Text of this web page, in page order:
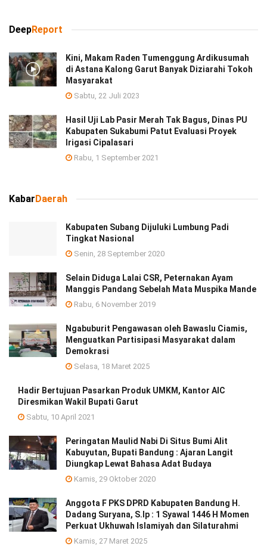
DeepReport
Kini, Makam Raden Tumenggung Ardikusumah
di Astana Kalong Garut Banyak Diziarahi Tokoh
Masyarakat
Sabtu, 22 Juli 2023
Hasil Uji Lab Pasir Merah Tak Bagus, Dinas PU
Kabupaten Sukabumi Patut Evaluasi Proyek
Irigasi Cipalasari
Rabu, 1 September 2021
KabarDaerah
Kabupaten Subang Dijuluki Lumbung Padi
Tingkat Nasional
Senin, 28 September 2020
Selain Diduga Lalai CSR, Peternakan Ayam
Manggis Pandang Sebelah Mata Muspika Mande
Rabu, 6 November 2019
Ngabuburit Pengawasan oleh Bawaslu Ciamis,
Menguatkan Partisipasi Masyarakat dalam
Demokrasi
Selasa, 18 Maret 2025
Hadir Bertujuan Pasarkan Produk UMKM, Kantor AIC
Diresmikan Wakil Bupati Garut
Sabtu, 10 April 2021
Peringatan Maulid Nabi Di Situs Bumi Alit
Kabuyutan, Bupati Bandung : Ajaran Langit
Diungkap Lewat Bahasa Adat Budaya
Kamis, 29 Oktober 2020
Anggota F PKS DPRD Kabupaten Bandung H.
Dadang Suryana, S.Ip : 1 Syawal 1446 H Momen
Perkuat Ukhuwah Islamiyah dan Silaturahmi
Kamis, 27 Maret 2025